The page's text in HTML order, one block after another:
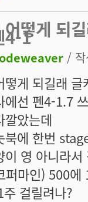
어떻게 되
4-1
/
떻게 되길래
에선 펜4-1.7
깔았는데
북에 한번
이 영 아니라
퍼마인) 500에
걸릴려나?